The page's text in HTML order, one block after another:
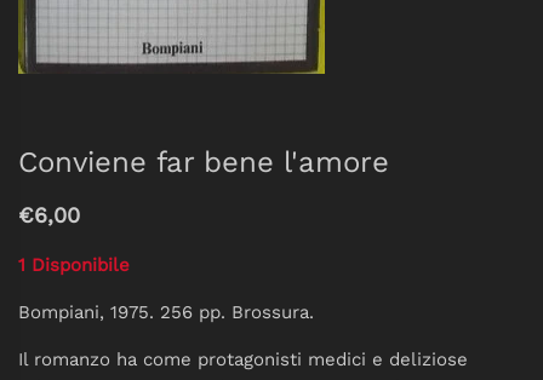
Conviene far bene l'amore
€6,00
1 Disponibile
Bompiani, 1975. 256 pp. Brossura.
Il romanzo ha come protagonisti medici e deliziose